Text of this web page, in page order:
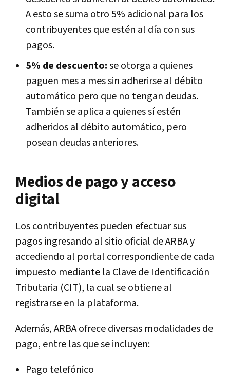
A esto se suma otro 5% adicional para los
contribuyentes que estén al día con sus
pagos.
5% de descuento:se otorga a quienes
paguen mes a mes sin adherirse al débito
automático pero que no tengan deudas.
También se aplica a quienes sí estén
adheridos al débito automático, pero
posean deudas anteriores.
Medios de pago y acceso
digital
Los contribuyentes pueden efectuar sus
pagos ingresando al sitio oficial de ARBA y
accediendo al portal correspondiente de cada
impuesto mediante la Clave de Identificación
Tributaria (CIT), la cual se obtiene al
registrarse en la plataforma.
Además, ARBA ofrece diversas modalidades de
pago, entre las que se incluyen:
Pago telefónico